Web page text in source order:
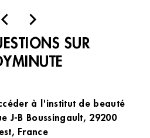
attention aux
plaisir. Merci pour
SUR
à l'institut de beauté
J-B Boussingault, 29200
France